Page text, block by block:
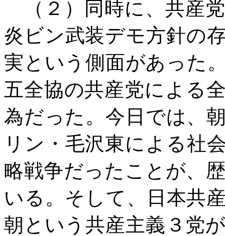
（２）同時に、共産
炎ビン武装デモ方針の
実という側面があった
五全協の共産党による
為だった。今日では、
リン・毛沢東による社
略戦争だったことが、
いる。そして、日本共
朝という共産主義３党